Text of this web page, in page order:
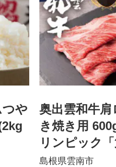
や
奥出雲和牛
き焼き用
リンピック
&「脂肪の質
島根県雲南市